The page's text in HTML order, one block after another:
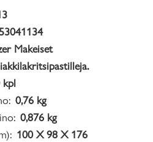
Makeiset
kpl
0,76 kg
0,876 kg
100 X 98 X 176